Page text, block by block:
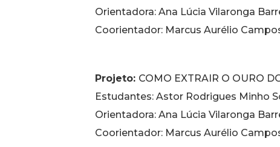
Orientadora: Ana Lúcia Vilaronga
Coorientador: Marcus Aurélio
Projeto: COMO EXTRAIR O OURO
Estudantes: Astor Rodrigues Minho
Orientadora: Ana Lúcia Vilaronga
Coorientador: Marcus Aurélio